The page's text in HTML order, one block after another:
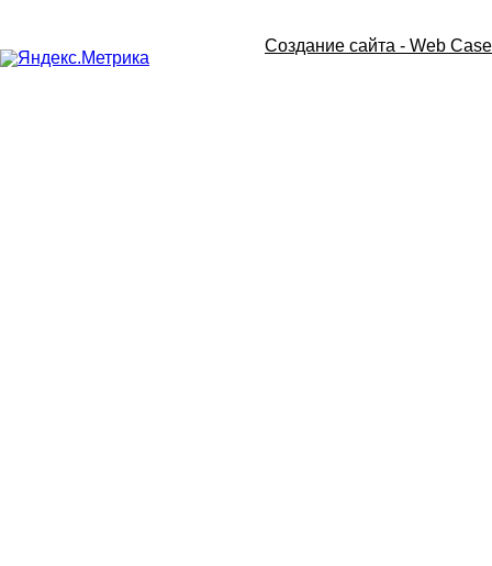
Создание сайта - Web Case